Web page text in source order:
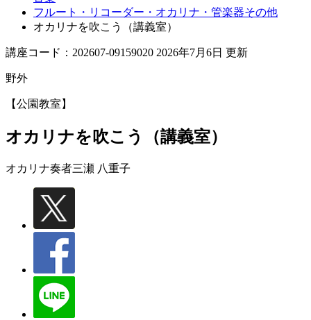
フルート・リコーダー・オカリナ・管楽器その他
オカリナを吹こう（講義室）
講座コード：202607-09159020 2026年7月6日 更新
野外
【公園教室】
オカリナを吹こう（講義室）
オカリナ奏者三瀬 八重子